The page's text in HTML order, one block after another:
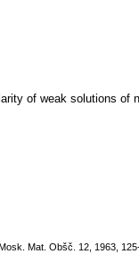
of weak solutions of
Mat. Obšč. 12, 1963,